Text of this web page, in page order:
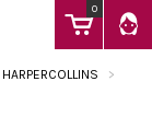
0
HARPERCOLLINS